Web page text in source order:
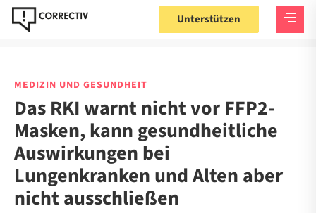
Unterstützen
MEDIZIN UND GESUNDHEIT
Das RKI warnt nicht vor FFP2-
Masken, kann gesundheitliche
Auswirkungen bei
Lungenkranken und Alten aber
nicht ausschließen